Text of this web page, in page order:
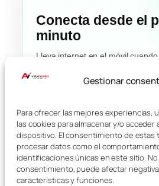
Gestionar
Para ofrecer las mejores experiencias,
las cookies para almacenar y/o acceder
dispositivo. El consentimiento de
procesar datos como el
identificaciones únicas en este sitio.
consentimiento, puede afectar
características y funciones.
Conecta desde el
minuto
Lleva internet en el móvil
hotel.
Datos móviles en destino
Instalación rápida con QR
Ideal para mapas y reservas